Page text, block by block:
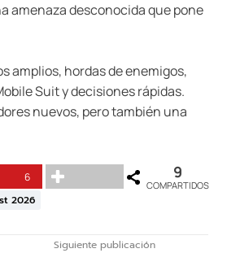
amenaza desconocida que pone
amplios, hordas de enemigos,
Suit y decisiones rápidas.
nuevos, pero también una
6 9
COMPARTIDOS
2026
Siguiente publicación